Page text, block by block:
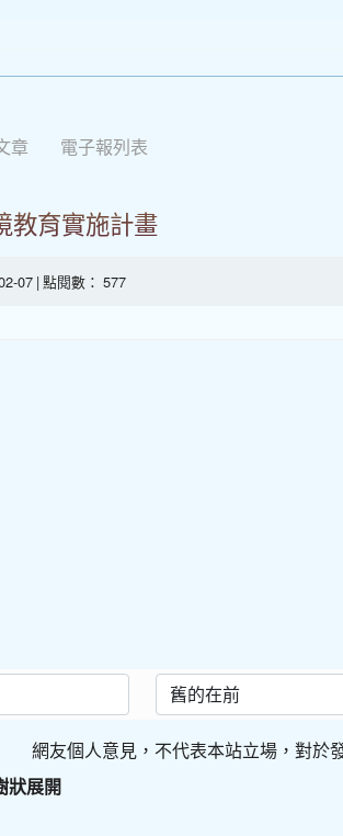
章 電子報列表
教育實施計畫
07 | 點閱數： 577
網友個人意見，不代表本站立場，對於
狀展開